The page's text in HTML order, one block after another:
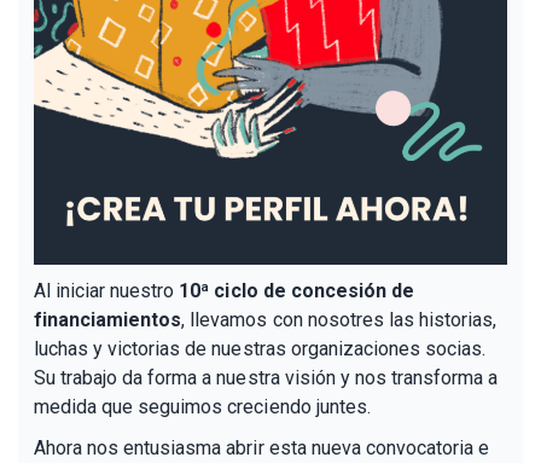
Al iniciar nuestro 10ª ciclo de concesión de
financiamientos, llevamos con nosotres las historias,
luchas y victorias de nuestras organizaciones socias.
Su trabajo da forma a nuestra visión y nos transforma a
medida que seguimos creciendo juntes.
Ahora nos entusiasma abrir esta nueva convocatoria e